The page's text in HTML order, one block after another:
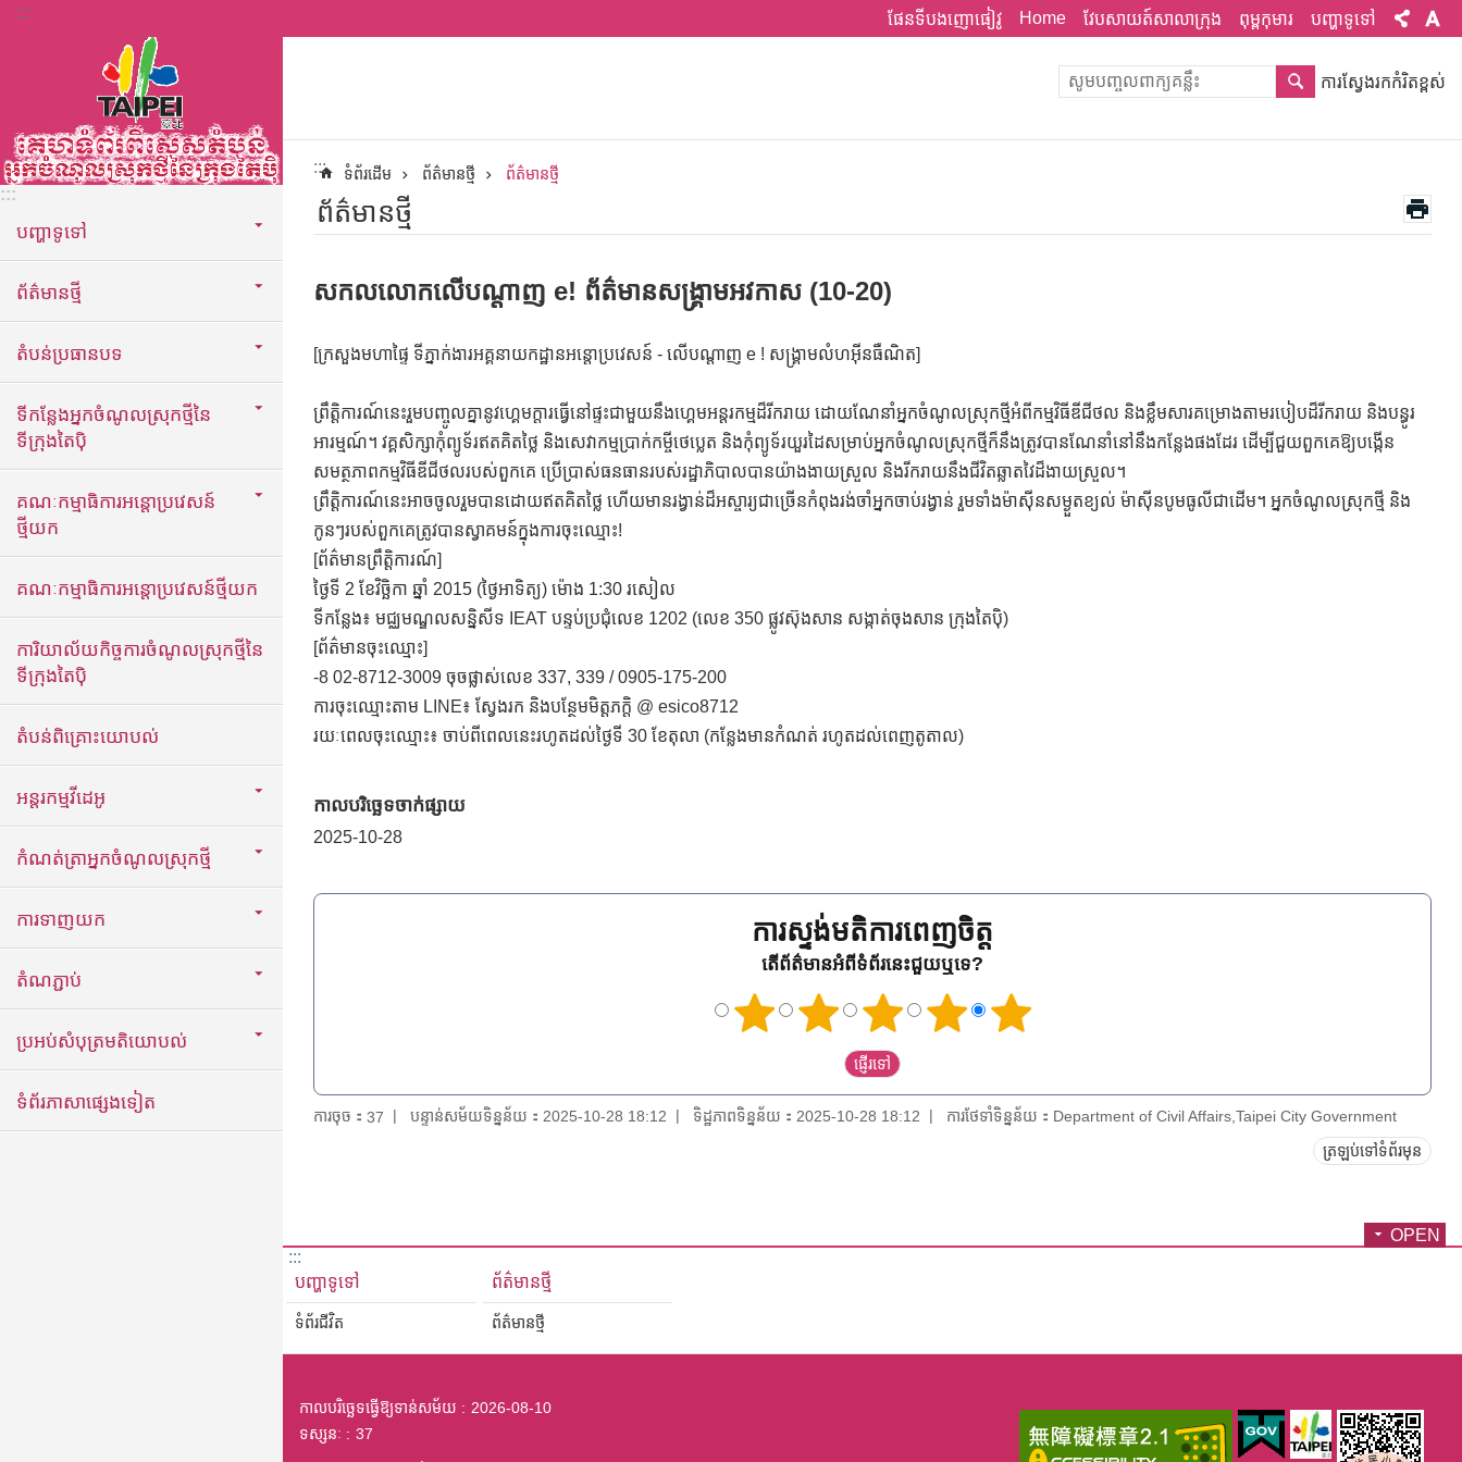
ទៅកាន់មាតិកាប្លុកមាតិកាសំខាន់
::: ផែនទីបងញោផៀវូ Home វែបសាយត៍សាលាក្រុង ពុម្ពកុមារ បញ្ហាទូទៅ
:::
បញ្ហាទូទៅ
ព័ត៌មានថ្មី
តំបន់ប្រធានបទ
ទីកន្លែងអ្នកចំណូលស្រុកថ្មីនៃ
ទីក្រុងតៃប៉ិ
គណៈកម្មាធិការអន្តោប្រវេសន៍
ថ្មីយក
គណៈកម្មាធិការអន្តោប្រវេសន៍ថ្មីយក
ការិយាល័យកិច្ចការចំណូលស្រុកថ្មីនៃ
ទីក្រុងតៃប៉ិ
តំបន់ពិគ្រោះយោបល់
អន្តរកម្មវីដេអូ
កំណត់ត្រាអ្នកចំណូលស្រុកថ្មី
ការទាញយក
តំណភ្ជាប់
ប្រអប់សំបុត្រមតិយោបល់
ទំព័រភាសាផ្សេងទៀត
ការស្វែងរកកំរិតខ្ពស់
::: ទំព័រដើម ព័ត៌មានថ្មី ព័ត៌មានថ្មី
ព័ត៌មានថ្មី
សកលលោកលើបណ្តាញ e! ព័ត៌មានសង្គ្រាមអវកាស (10-20)
[ក្រសួងមហាផ្ទៃ ទីភ្នាក់ងារអគ្គនាយកដ្ឋានអន្តោប្រវេសន៍ - លើបណ្តាញ e ! សង្គ្រាមលំហអ៊ីនធឺណិត]
ព្រឹត្តិការណ៍នេះរួមបញ្ចូលគ្នានូវហ្គេមក្តារធ្វើនៅផ្ទះជាមួយនឹងហ្គេមអន្តរកម្មដ៏រីករាយ ដោយណែនាំអ្នកចំណូលស្រុកថ្មីអំពីកម្មវិធីឌីជីថល និងខ្លឹមសារគម្រោងតាមរបៀបដ៏រីករាយ និងបន្ធូរ
អារម្មណ៍។ វគ្គសិក្សាកុំព្យូទ័រឥតគិតថ្លៃ និងសេវាកម្មប្រាក់កម្ចីថេប្លេត និងកុំព្យូទ័រយួរដៃសម្រាប់អ្នកចំណូលស្រុកថ្មីក៏នឹងត្រូវបានណែនាំនៅនឹងកន្លែងផងដែរ ដើម្បីជួយពួកគេឱ្យបង្កើន
សមត្ថភាពកម្មវិធីឌីជីថលរបស់ពួកគេ ប្រើប្រាស់ធនធានរបស់រដ្ឋាភិបាលបានយ៉ាងងាយស្រួល និងរីករាយនឹងជីវិតឆ្លាតវៃដ៏ងាយស្រួល។
ព្រឹត្តិការណ៍នេះអាចចូលរួមបានដោយឥតគិតថ្លៃ ហើយមានរង្វាន់ដ៏អស្ចារ្យជាច្រើនកំពុងរង់ចាំអ្នកចាប់រង្វាន់ រួមទាំងម៉ាស៊ីនសម្ងួតខ្យល់ ម៉ាស៊ីនបូមធូលីជាដើម។ អ្នកចំណូលស្រុកថ្មី និង
កូនៗរបស់ពួកគេត្រូវបានស្វាគមន៍ក្នុងការចុះឈ្មោះ!
[ព័ត៌មានព្រឹត្តិការណ៍]
ថ្ងៃទី 2 ខែវិច្ឆិកា ឆ្នាំ 2015 (ថ្ងៃអាទិត្យ) ម៉ោង 1:30 រសៀល
ទីកន្លែង៖ មជ្ឈមណ្ឌលសន្និសីទ IEAT បន្ទប់ប្រជុំលេខ 1202 (លេខ 350 ផ្លូវស៊ុងសាន សង្កាត់ចុងសាន ក្រុងតៃប៉ិ)
[ព័ត៌មានចុះឈ្មោះ]
-8 02-8712-3009 ចុចផ្លាស់លេខ 337, 339 / 0905-175-200
ការចុះឈ្មោះតាម LINE៖ ស្វែងរក និងបន្ថែមមិត្តភក្តិ @ esico8712
រយៈពេលចុះឈ្មោះ៖ ចាប់ពីពេលនេះរហូតដល់ថ្ងៃទី 30 ខែតុលា (កន្លែងមានកំណត់ រហូតដល់ពេញតូតាល)
កាលបរិច្ឆេទចាក់ផ្សាយ
2025-10-28
ការស្ទង់មតិការពេញចិត្ត
តើព័ត៌មានអំពីទំព័រនេះជួយឬទេ?
ការចុច： 37 បន្ទាន់សម័យទិន្នន័យ：2025-10-28 18:12 ទិដ្ឋភាពទិន្នន័យ：2025-10-28 18:12 ការថែទាំទិន្នន័យ：Department of Civil Affairs,Taipei City Government
ត្រឡប់ទៅទំព័រមុន
OPEN
:::
បញ្ហាទូទៅ
ទំព័រជីវិត
ព័ត៌មានថ្មី
ព័ត៌មានថ្មី
កាលបរិច្ឆេទធ្វើឱ្យទាន់សម័យ
2026-08-10
ទស្សនៈ
37